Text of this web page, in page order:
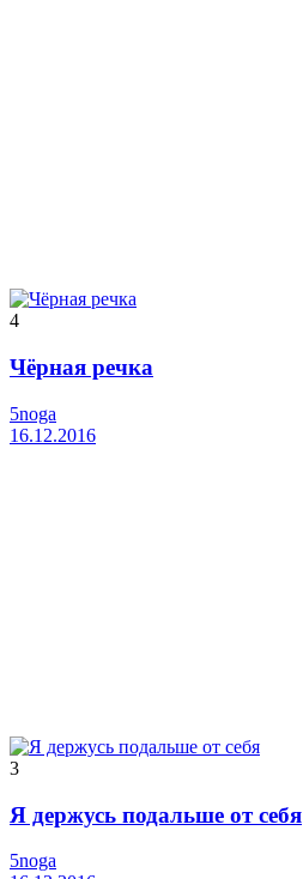
4
Чёрная речка
5noga
16.12.2016
3
Я держусь подальше от себя
5noga